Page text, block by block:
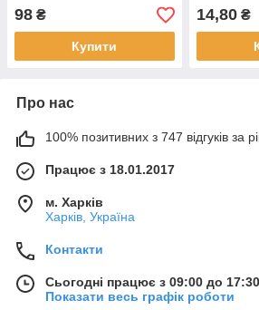
98 ₴
Купити
14,80₴
Про нас
100% позитивних з 747 відгуків за
Працює з 18.01.2017
м. Харків
Харків, Україна
Контакти
Сьогодні працює з 09:00 до 17:30
Показати весь графік роботи